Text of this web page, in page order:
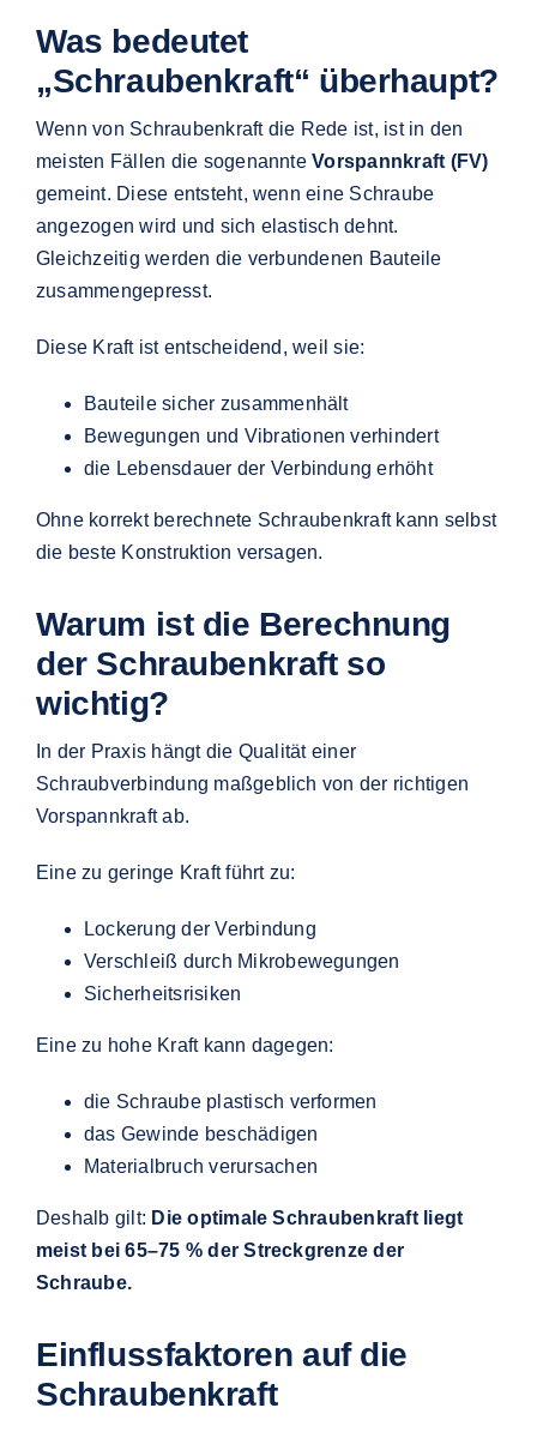
Was bedeutet
„Schraubenkraft“ überhaupt?
Wenn von Schraubenkraft die Rede ist, ist in den
meisten Fällen die sogenannteVorspannkraft (FV)
gemeint. Diese entsteht, wenn eine Schraube
angezogen wird und sich elastisch dehnt.
Gleichzeitig werden die verbundenen Bauteile
zusammengepresst.
Diese Kraft ist entscheidend, weil sie:
Bauteile sicher zusammenhält
Bewegungen und Vibrationen verhindert
die Lebensdauer der Verbindung erhöht
Ohne korrekt berechnete Schraubenkraft kann selbst
die beste Konstruktion versagen.
Warum ist die Berechnung
der Schraubenkraft so
wichtig?
In der Praxis hängt die Qualität einer
Schraubverbindung maßgeblich von der richtigen
Vorspannkraft ab.
Eine zu geringe Kraft führt zu:
Lockerung der Verbindung
Verschleiß durch Mikrobewegungen
Sicherheitsrisiken
Eine zu hohe Kraft kann dagegen:
die Schraube plastisch verformen
das Gewinde beschädigen
Materialbruch verursachen
Deshalb gilt: Die optimale Schraubenkraft liegt
meist bei 65–75 % der Streckgrenze der
Schraube.
Einflussfaktoren auf die
Schraubenkraft